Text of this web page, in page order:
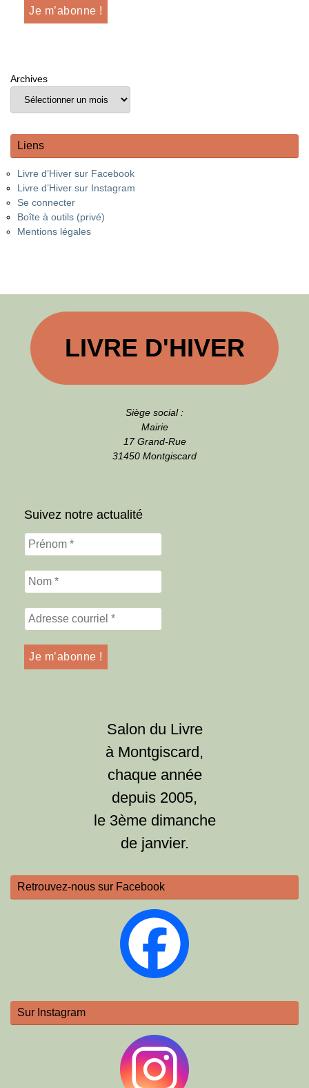
Archives
Liens
Livre d’Hiver sur Facebook
Livre d’Hiver sur Instagram
Se connecter
Boîte à outils (privé)
Mentions légales
LIVRE D'HIVER
Siège social :
Mairie
17 Grand-Rue
31450 Montgiscard
Suivez notre actualité
Salon du Livre
à Montgiscard,
chaque année
depuis 2005,
le 3ème dimanche
de janvier.
Retrouvez-nous sur Facebook
Sur Instagram